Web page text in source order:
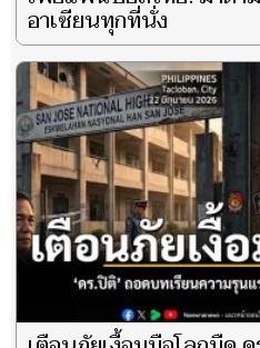
อาเซียนทุกที่นั่ง